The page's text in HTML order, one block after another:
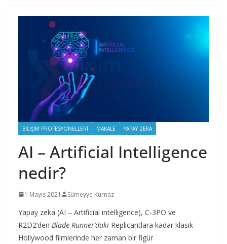
BILIŞIM PROFESYONELLERI MAKALE YAPAY ZEKA
AI – Artificial Intelligence
nedir?
1 Mayıs 2021 Sümeyye Kurnaz
Yapay zeka (AI – Artificial intelligence), C-3PO ve
R2D2’den Blade Runner’daki Replicantlara kadar klasik
Hollywood filmlerinde her zaman bir figür